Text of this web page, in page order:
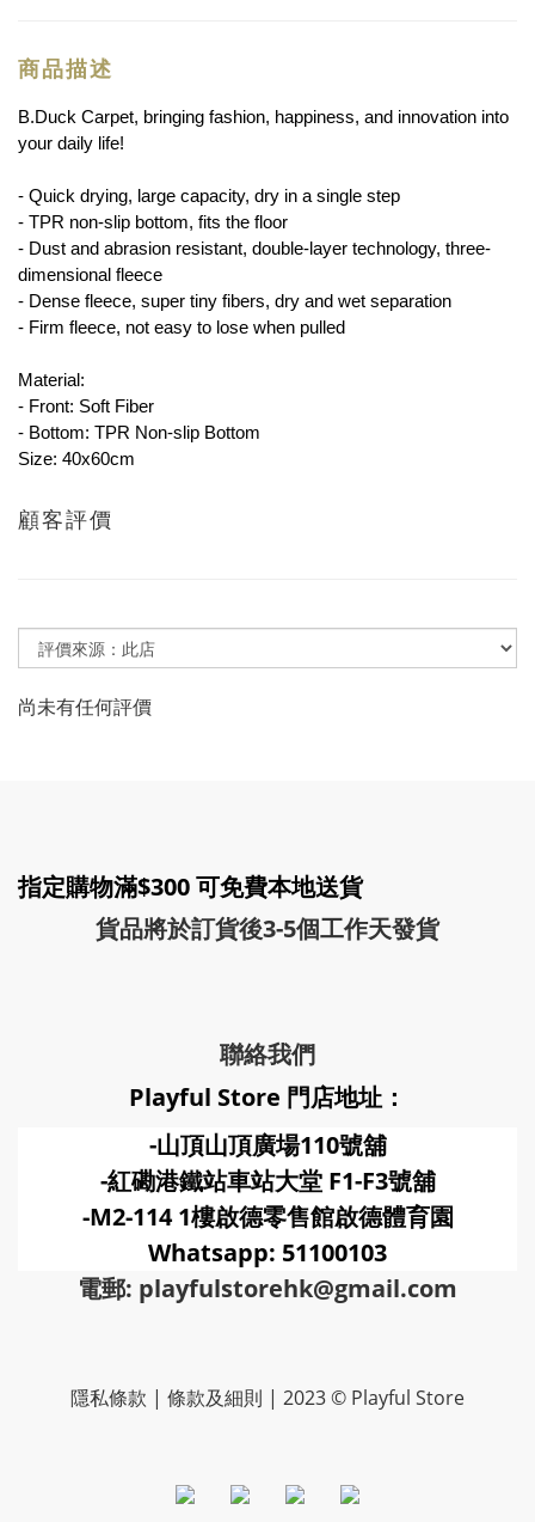
商品描述
B.Duck Carpet, bringing fashion, happiness, and innovation into
your daily life!
- Quick drying, large capacity, dry in a single step
- TPR non-slip bottom, fits the floor
- Dust and abrasion resistant, double-layer technology, three-
dimensional fleece
- Dense fleece, super tiny fibers, dry and wet separation
- Firm fleece, not easy to lose when pulled
Material:
- Front: Soft Fiber
- Bottom: TPR Non-slip Bottom
Size: 40x60cm
顧客評價
尚未有任何評價
指定購物滿$300 可免費本地送貨
貨品將於訂貨後3-5個工作天發貨
聯絡我們
Playful Store 門店地址：
-山頂山頂廣場110號舖
-紅磡港鐵站車站大堂 F1-F3號舖
-M2-114 1樓啟德零售館啟德體育園
Whatsapp: 51100103
電郵: playfulstorehk@gmail.com
隱私條款 | 條款及細則 | 2023 © Playful Store